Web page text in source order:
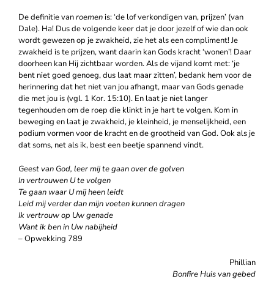
De definitie vanroemenis: ‘de lof verkondigen van, prijzen’ (van
Dale). Ha! Dus de volgende keer dat je door jezelf of wie dan ook
wordt gewezen op je zwakheid, zie het als een compliment! Je
zwakheid is te prijzen, want daarin kan Gods kracht ‘wonen’! Daar
doorheen kan Hij zichtbaar worden. Als de vijand komt met: ‘je
bent niet goed genoeg, dus laat maar zitten’, bedank hem voor de
herinnering dat het niet van jou afhangt, maar van Gods genade
die met jou is (vgl. 1 Kor. 15:10). En laat je niet langer
tegenhouden om de roep die klinkt in je hart te volgen. Kom in
beweging en laat je zwakheid, je kleinheid, je menselijkheid, een
podium vormen voor de kracht en de grootheid van God. Ook als je
dat soms, net als ik, best een beetje spannend vindt.
Geest van God, leer mij te gaan over de golven
In vertrouwen U te volgen
Te gaan waar U mij heen leidt
Leid mij verder dan mijn voeten kunnen dragen
Ik vertrouw op Uw genade
Want ik ben in Uw nabijheid
– Opwekking 789
Phillian
Bonfire Huis van gebed